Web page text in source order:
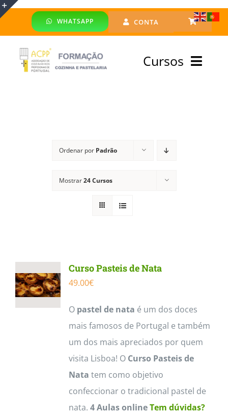
Skip
WHATSAPP CONTA
Cursos
Financiado
Ordenar por Padrão
Mostrar24 Cursos
Curso Pasteis de Nata
49.00€
O pastel de nata é um dos doces
mais famosos de Portugal e também
um dos mais apreciados por quem
visita Lisboa! O Curso Pasteis de
Nata tem como objetivo
confeccionar o tradicional pastel de
nata. 4 Aulas onlineTem dúvidas?